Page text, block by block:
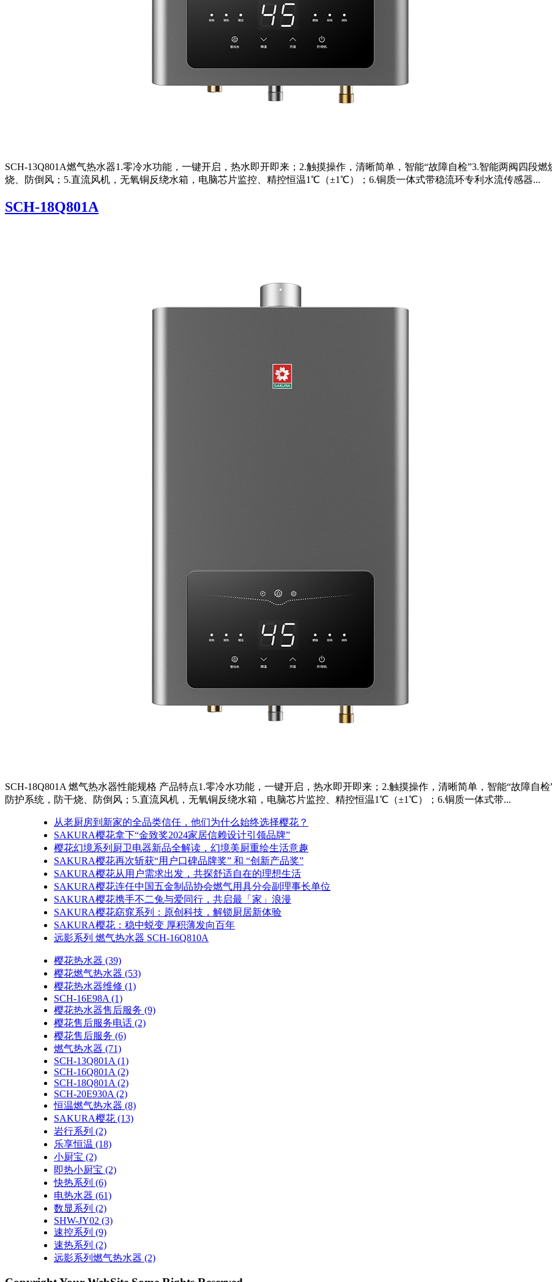
SCH-13Q801A燃气热水器1.零冷水功能，一键开启，热水即开即来；2.触摸操作，清晰简单，智能“故障自检”3.智能两阀四段
烧、防倒风；5.直流风机，无氧铜反绕水箱，电脑芯片监控、精控恒温1℃（±1℃）；6.铜质一体式带稳流环专利水流传感器...
SCH-18Q801A
SCH-18Q801A 燃气热水器性能规格 产品特点1.零冷水功能，一键开启，热水即开即来；2.触摸操作，清晰简单，智能“故障自
防护系统，防干烧、防倒风；5.直流风机，无氧铜反绕水箱，电脑芯片监控、精控恒温1℃（±1℃）；6.铜质一体式带...
从老厨房到新家的全品类信任，他们为什么始终选择樱花？
SAKURA樱花拿下“金致奖2024家居信赖设计引领品牌”
樱花幻境系列厨卫电器新品全解读，幻境美厨重绘生活意趣
SAKURA樱花再次斩获“用户口碑品牌奖” 和 “创新产品奖”
SAKURA樱花从用户需求出发，共探舒适自在的理想生活
SAKURA樱花连任中国五金制品协会燃气用具分会副理事长单位
SAKURA樱花携手不二兔与爱同行，共启最「家」浪漫
SAKURA樱花窈窕系列：原创科技，解锁厨居新体验
SAKURA樱花：稳中蜕变 厚积薄发向百年
远影系列 燃气热水器 SCH-16Q810A
樱花热水器 (39)
樱花燃气热水器 (53)
樱花热水器维修 (1)
SCH-16E98A (1)
樱花热水器售后服务 (9)
樱花售后服务电话 (2)
樱花售后服务 (6)
燃气热水器 (71)
SCH-13Q801A (1)
SCH-16Q801A (2)
SCH-18Q801A (2)
SCH-20E930A (2)
恒温燃气热水器 (8)
SAKURA樱花 (13)
岩行系列 (2)
乐享恒温 (18)
小厨宝 (2)
即热小厨宝 (2)
快热系列 (6)
电热水器 (61)
数显系列 (2)
SHW-JY02 (3)
速控系列 (9)
速热系列 (2)
远影系列燃气热水器 (2)